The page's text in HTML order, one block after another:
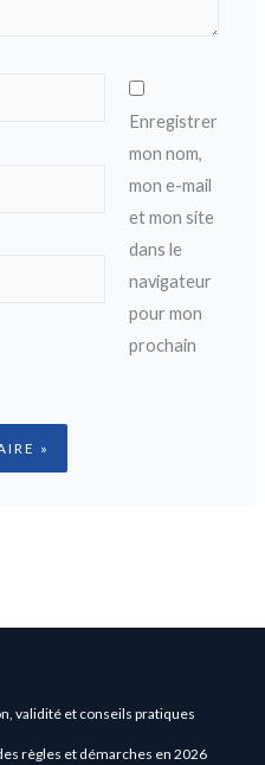
Enregistrer
mon nom,
mon e-mail
et mon site
dans le
navigateur
pour mon
prochain
validité et conseils pratiques
règles et démarches en 2026